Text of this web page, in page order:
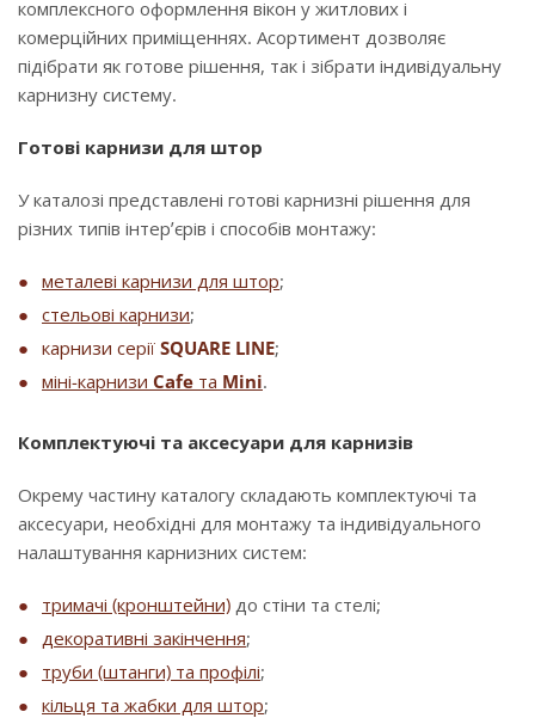
комплексного оформлення вікон у житлових і
комерційних приміщеннях. Асортимент дозволяє
підібрати як готове рішення, так і зібрати індивідуальну
карнизну систему.
Готові карнизи для штор
У каталозі представлені готові карнизні рішення для
різних типів інтер’єрів і способів монтажу:
металеві карнизи для штор;
стельові карнизи;
карнизи серії SQUARE LINE;
міні-карнизи Cafe та Mini.
Комплектуючі та аксесуари для карнизів
Окрему частину каталогу складають комплектуючі та
аксесуари, необхідні для монтажу та індивідуального
налаштування карнизних систем:
тримачі (кронштейни) до стіни та стелі;
декоративні закінчення;
труби (штанги) та профілі;
кільця та жабки для штор;